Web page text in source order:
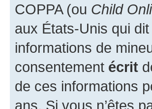
COPPA (ou Child
aux États-Unis qui
informations de
consentement écrit
de ces informations
ans. Si vous n’êtes